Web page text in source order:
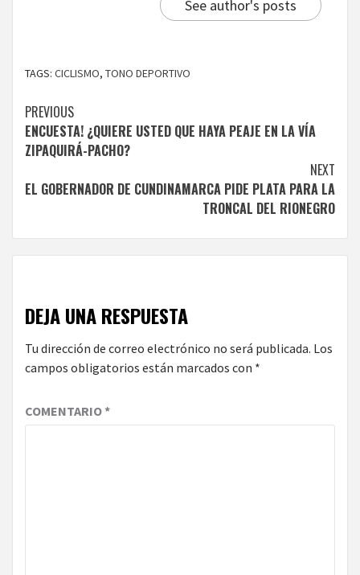
See author's posts
TAGS: CICLISMO, TONO DEPORTIVO
Continue
Reading
PREVIOUS
ENCUESTA! ¿QUIERE USTED QUE HAYA PEAJE EN LA VÍA
ZIPAQUIRÁ-PACHO?
NEXT
EL GOBERNADOR DE CUNDINAMARCA PIDE PLATA PARA LA
TRONCAL DEL RIONEGRO
DEJA UNA RESPUESTA
Tu dirección de correo electrónico no será publicada. Los
campos obligatorios están marcados con *
COMENTARIO*